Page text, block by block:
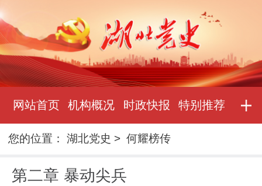
网站首页 机构概况 时政快报 特别推荐
您的位置：湖北党史 >何耀榜传
第二章 暴动尖兵